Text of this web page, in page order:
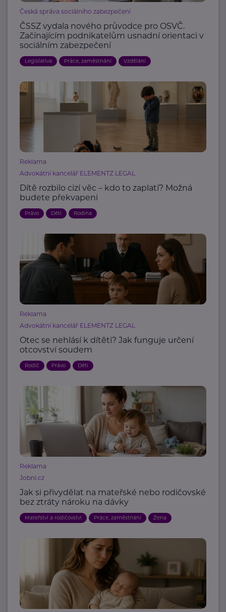
Česká správa sociálního zabezpečení
ČSSZ vydala nového průvodce pro OSVČ.
Začínajícím podnikatelům usnadní orientaci v
sociálním zabezpečení
Legislativa Práce, zaměstnání Vzdělání
Reklama
Advokátní kancelář ELEMENTZ LEGAL
Dítě rozbilo cizí věc – kdo to zaplatí? Možná
budete překvapeni
Právo Děti Rodina
Reklama
Advokátní kancelář ELEMENTZ LEGAL
Otec se nehlásí k dítěti? Jak funguje určení
otcovství soudem
Rodič Právo Děti
Reklama
Jobni.cz
Jak si přivydělat na mateřské nebo rodičovské
bez ztráty nároku na dávky
Mateřství a rodičovství Práce, zaměstnání Žena